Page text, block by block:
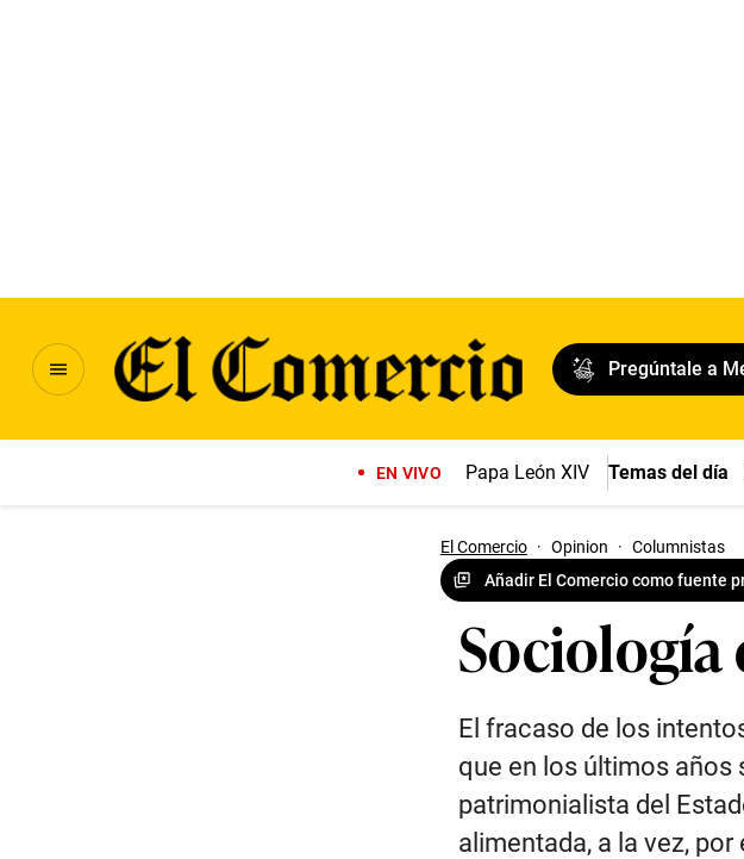
Pregúntale a
EN VIVO Papa León XIV Temas del día
El Comercio · Opinion · Columnistas
Añadir El Comercio como fuente
Sociología
El fracaso de los
que en los últimos años
patrimonialista del
alimentada, a la vez,